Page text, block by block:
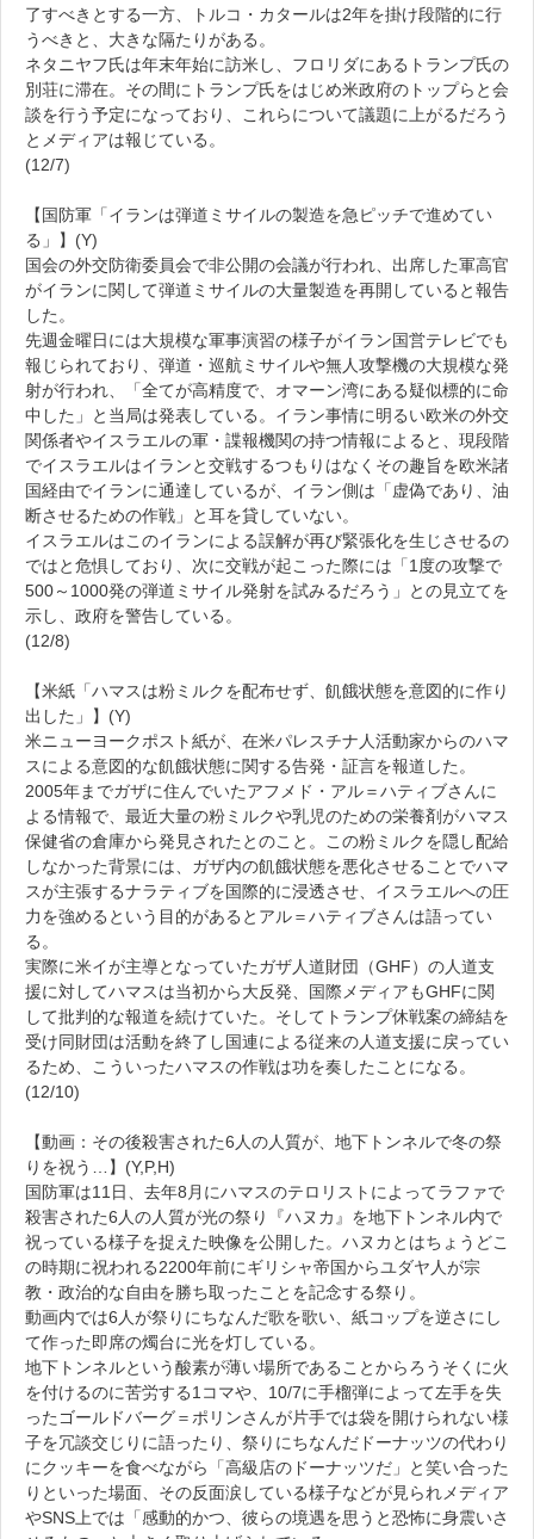
了すべきとする一方、トルコ・カタールは2年を掛け段階的に行
うべきと、大きな隔たりがある。
ネタニヤフ氏は年末年始に訪米し、フロリダにあるトランプ氏の
別荘に滞在。その間にトランプ氏をはじめ米政府のトップらと会
談を行う予定になっており、これらについて議題に上がるだろう
とメディアは報じている。
(12/7)
【国防軍「イランは弾道ミサイルの製造を急ピッチで進めてい
る」】(Y)
国会の外交防衛委員会で非公開の会議が行われ、出席した軍高官
がイランに関して弾道ミサイルの大量製造を再開していると報告
した。
先週金曜日には大規模な軍事演習の様子がイラン国営テレビでも
報じられており、弾道・巡航ミサイルや無人攻撃機の大規模な発
射が行われ、「全てが高精度で、オマーン湾にある疑似標的に命
中した」と当局は発表している。イラン事情に明るい欧米の外交
関係者やイスラエルの軍・諜報機関の持つ情報によると、現段階
でイスラエルはイランと交戦するつもりはなくその趣旨を欧米諸
国経由でイランに通達しているが、イラン側は「虚偽であり、油
断させるための作戦」と耳を貸していない。
イスラエルはこのイランによる誤解が再び緊張化を生じさせるの
ではと危惧しており、次に交戦が起こった際には「1度の攻撃で
500～1000発の弾道ミサイル発射を試みるだろう」との見立てを
示し、政府を警告している。
(12/8)
【米紙「ハマスは粉ミルクを配布せず、飢餓状態を意図的に作り
出した」】(Y)
米ニューヨークポスト紙が、在米パレスチナ人活動家からのハマ
スによる意図的な飢餓状態に関する告発・証言を報道した。
2005年までガザに住んでいたアフメド・アル＝ハティブさんに
よる情報で、最近大量の粉ミルクや乳児のための栄養剤がハマス
保健省の倉庫から発見されたとのこと。この粉ミルクを隠し配給
しなかった背景には、ガザ内の飢餓状態を悪化させることでハマ
スが主張するナラティブを国際的に浸透させ、イスラエルへの圧
力を強めるという目的があるとアル＝ハティブさんは語ってい
る。
実際に米イが主導となっていたガザ人道財団（GHF）の人道支
援に対してハマスは当初から大反発、国際メディアもGHFに関
して批判的な報道を続けていた。そしてトランプ休戦案の締結を
受け同財団は活動を終了し国連による従来の人道支援に戻ってい
るため、こういったハマスの作戦は功を奏したことになる。
(12/10)
【動画：その後殺害された6人の人質が、地下トンネルで冬の祭
りを祝う…】(Y,P,H)
国防軍は11日、去年8月にハマスのテロリストによってラファで
殺害された6人の人質が光の祭り『ハヌカ』を地下トンネル内で
祝っている様子を捉えた映像を公開した。ハヌカとはちょうどこ
の時期に祝われる2200年前にギリシャ帝国からユダヤ人が宗
教・政治的な自由を勝ち取ったことを記念する祭り。
動画内では6人が祭りにちなんだ歌を歌い、紙コップを逆さにし
て作った即席の燭台に光を灯している。
地下トンネルという酸素が薄い場所であることからろうそくに火
を付けるのに苦労する1コマや、10/7に手榴弾によって左手を失
ったゴールドバーグ＝ポリンさんが片手では袋を開けられない様
子を冗談交じりに語ったり、祭りにちなんだドーナッツの代わり
にクッキーを食べながら「高級店のドーナッツだ」と笑い合った
りといった場面、その反面涙している様子などが見られメディア
やSNS上では「感動的かつ、彼らの境遇を思うと恐怖に身震いさ